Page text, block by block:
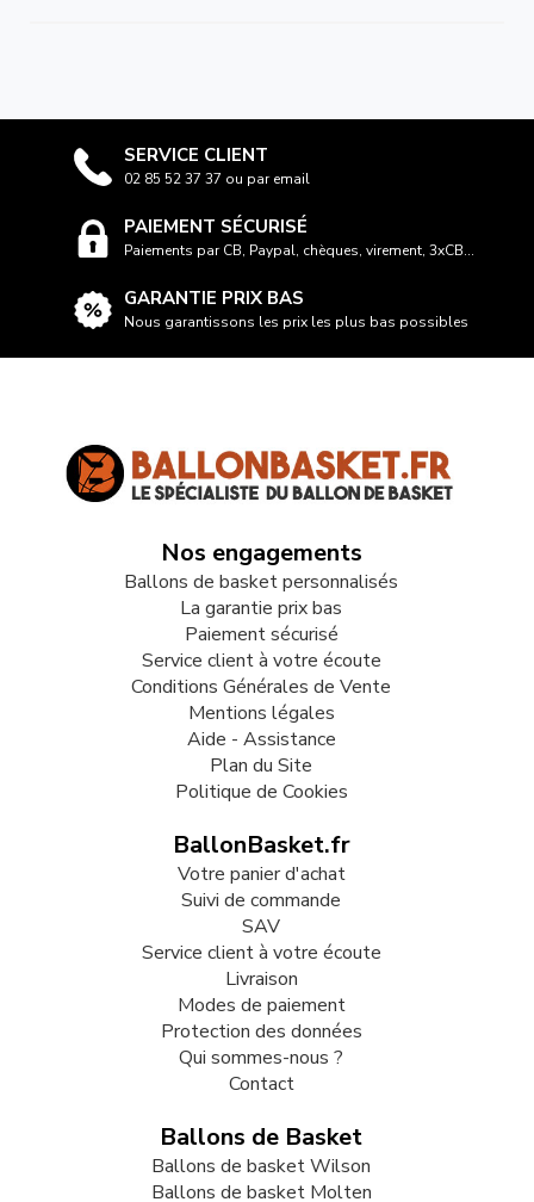
SERVICE CLIENT
02 85 52 37 37 ou par email
PAIEMENT SÉCURISÉ
Paiements par CB, Paypal, chèques, virement, 3xCB...
GARANTIE PRIX BAS
Nous garantissons les prix les plus bas possibles
Nos engagements
Ballons de basket personnalisés
La garantie prix bas
Paiement sécurisé
Service client à votre écoute
Conditions Générales de Vente
Mentions légales
Aide - Assistance
Plan du Site
Politique de Cookies
BallonBasket.fr
Votre panier d'achat
Suivi de commande
SAV
Service client à votre écoute
Livraison
Modes de paiement
Protection des données
Qui sommes-nous ?
Contact
Ballons de Basket
Ballons de basket Wilson
Ballons de basket Molten